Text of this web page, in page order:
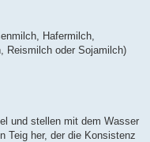
Hafermilch,
Reismilch oder Sojamilch)
und stellen mit dem Wasser
Teig her, der die Konsistenz